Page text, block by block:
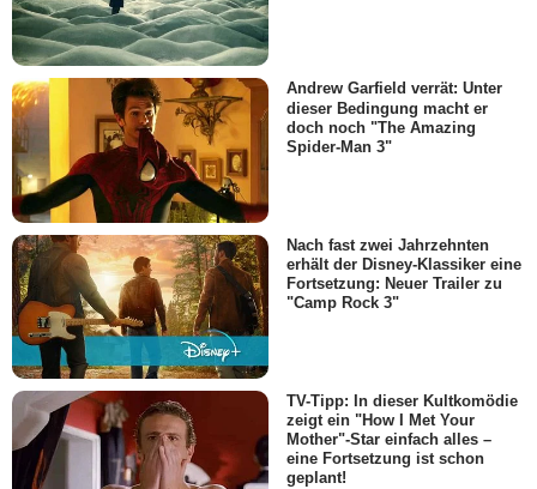
Andrew Garfield verrät: Unter
dieser Bedingung macht er
doch noch "The Amazing
Spider-Man 3"
Nach fast zwei Jahrzehnten
erhält der Disney-Klassiker eine
Fortsetzung: Neuer Trailer zu
"Camp Rock 3"
TV-Tipp: In dieser Kultkomödie
zeigt ein "How I Met Your
Mother"-Star einfach alles –
eine Fortsetzung ist schon
geplant!